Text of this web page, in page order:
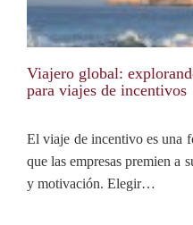
Viajero global:
para viajes de incentivos
El viaje de incentivo es una
que las empresas premien a
y motivación. Elegir…